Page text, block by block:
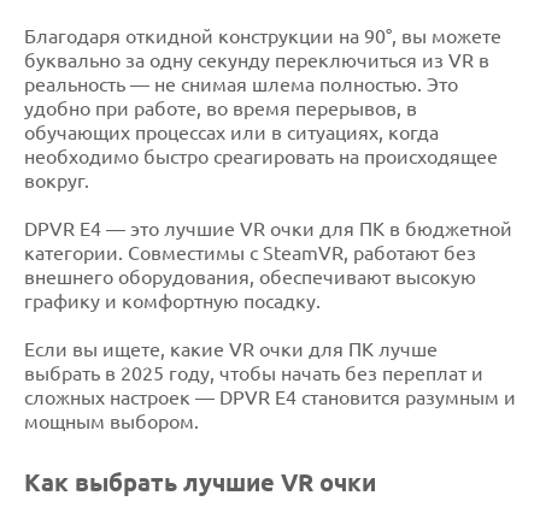
Благодаря откидной конструкции на 90°, вы можете
буквально за одну секунду переключиться из VR в
реальность — не снимая шлема полностью. Это
удобно при работе, во время перерывов, в
обучающих процессах или в ситуациях, когда
необходимо быстро среагировать на происходящее
вокруг.
DPVR E4 — это лучшие VR очки для ПК в бюджетной
категории. Совместимы с SteamVR, работают без
внешнего оборудования, обеспечивают высокую
графику и комфортную посадку.
Если вы ищете, какие VR очки для ПК лучше
выбрать в 2025 году, чтобы начать без переплат и
сложных настроек — DPVR E4 становится разумным и
мощным выбором.
Как выбрать лучшие VR очки